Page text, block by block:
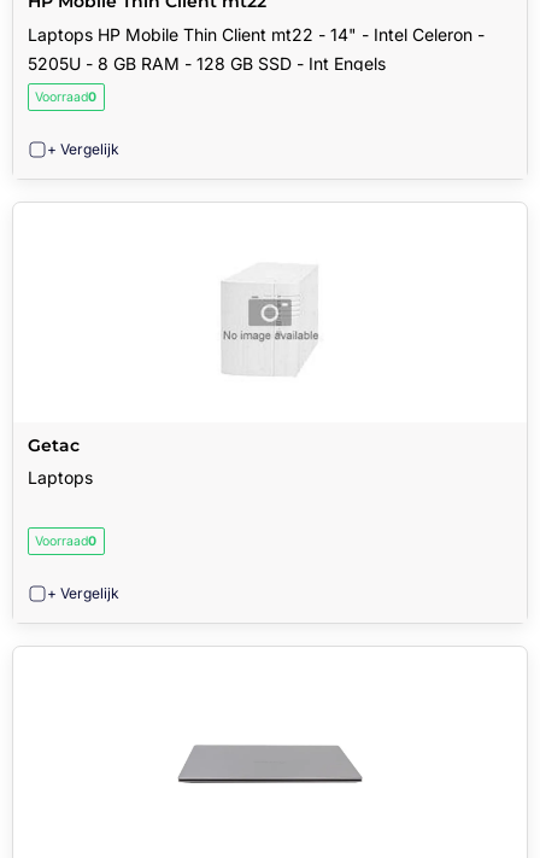
Laptops HP Mobile Thin Client mt22 - 14" - Intel Celeron -
5205U - 8 GB RAM - 128 GB SSD - Int Engels
Voorraad0
+ Vergelijk
Getac
Laptops
Voorraad0
+ Vergelijk